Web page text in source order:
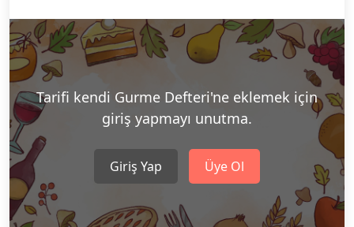
Tarifi kendi Gurme Defteri'ne eklemek için
giriş yapmayı unutma.
Giriş Yap Üye Ol